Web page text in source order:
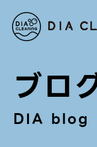
ブロ
DIA blog